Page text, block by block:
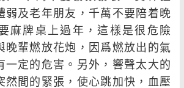
弱及老年朋友，千萬不要陪着晚
麻牌桌上過年，這樣是很危險
晚輩燃放花炮，因爲燃放出的氣
一定的危害。另外，響聲太大的
然間的緊張，使心跳加快，血壓